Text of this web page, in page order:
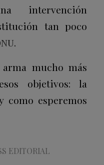
intervención
tan poco
.
mucho más
objetivos: la
esperemos
EDITORIAL